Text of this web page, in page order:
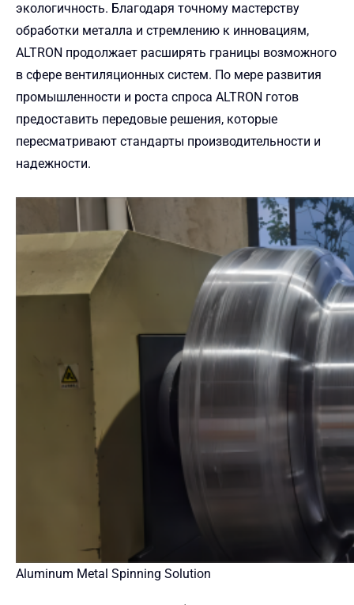
экологичность. Благодаря точному мастерству
обработки металла и стремлению к инновациям,
ALTRON продолжает расширять границы возможного
в сфере вентиляционных систем. По мере развития
промышленности и роста спроса ALTRON готов
предоставить передовые решения, которые
пересматривают стандарты производительности и
надежности.
Aluminum Metal Spinning Solution